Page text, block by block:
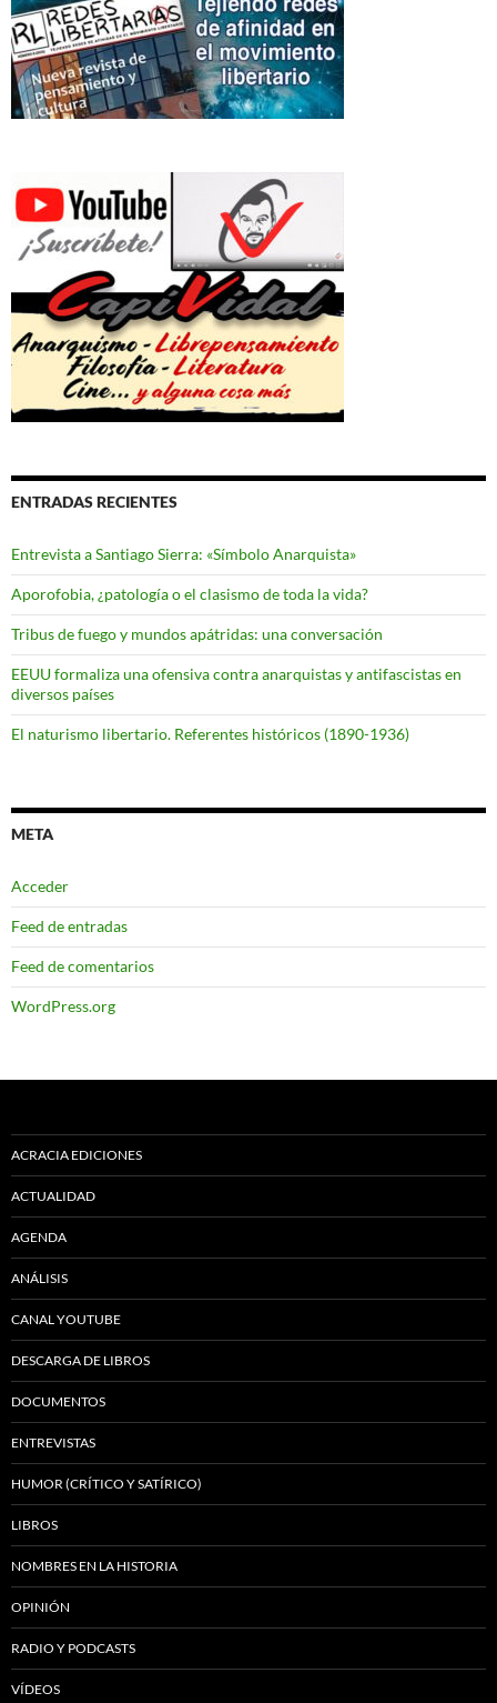
ENTRADAS RECIENTES
Entrevista a Santiago Sierra: «Símbolo Anarquista»
Aporofobia, ¿patología o el clasismo de toda la vida?
Tribus de fuego y mundos apátridas: una conversación
EEUU formaliza una ofensiva contra anarquistas y antifascistas en
diversos países
El naturismo libertario. Referentes históricos (1890-1936)
META
Acceder
Feed de entradas
Feed de comentarios
WordPress.org
ACRACIA EDICIONES
ACTUALIDAD
AGENDA
ANÁLISIS
CANAL YOUTUBE
DESCARGA DE LIBROS
DOCUMENTOS
ENTREVISTAS
HUMOR (CRÍTICO Y SATÍRICO)
LIBROS
NOMBRES EN LA HISTORIA
OPINIÓN
RADIO Y PODCASTS
VÍDEOS